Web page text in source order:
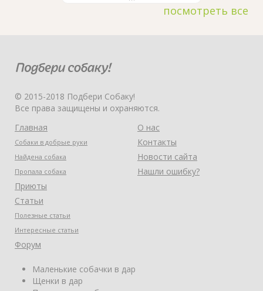
посмотреть все
© 2015-2018 Подбери Собаку!
Все права защищены и охраняются.
Главная
Собаки в добрые руки
Найдена собака
Пропала собака
Приюты
Статьи
Полезные статьи
Интересные статьи
Форум
О нас
Контакты
Новости сайта
Нашли ошибку?
Маленькие собачки в дар
Щенки в дар